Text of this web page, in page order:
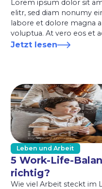
Lorem ipsum dolor sit
elitr, sed diam nonumy
labore et dolore magna
voluptua. At vero eos et
et ea rebum. Stet clita
Jetzt lesen
Leben und Arbeit
5 Work-Life-
richtig?
Wie viel Arbeit steckt im